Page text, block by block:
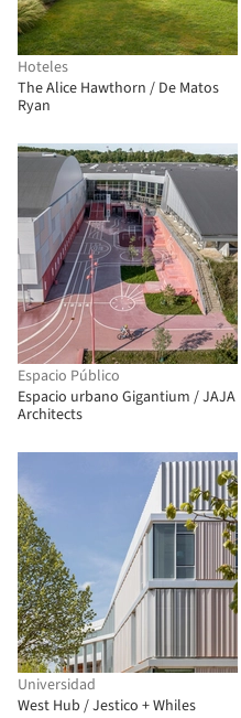
Hoteles
The Alice Hawthorn / De Matos
Ryan
Espacio Público
Espacio urbano Gigantium / JAJA
Architects
Universidad
West Hub / Jestico + Whiles